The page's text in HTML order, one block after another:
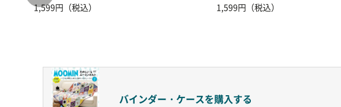
1,599円（税込）
1,599円（税込）
バインダー・ケースを購入する